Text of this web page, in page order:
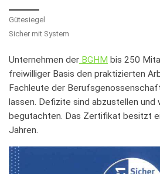
Gütesiegel
Sicher mit System
Unternehmen der BGHM bis 250
freiwilliger Basis den praktizierten
Fachleute der
lassen. Defizite sind abzustellen und
begutachten. Das Zertifikat besitzt
Jahren.